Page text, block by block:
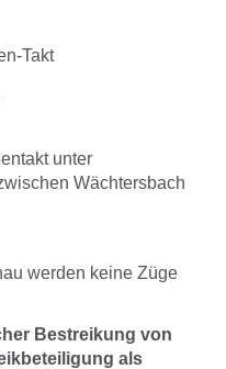
Takt
unter
Wächtersbach
werden keine Züge
Bestreikung von
als